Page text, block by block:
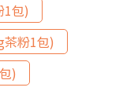
1包)
粉1包)
)